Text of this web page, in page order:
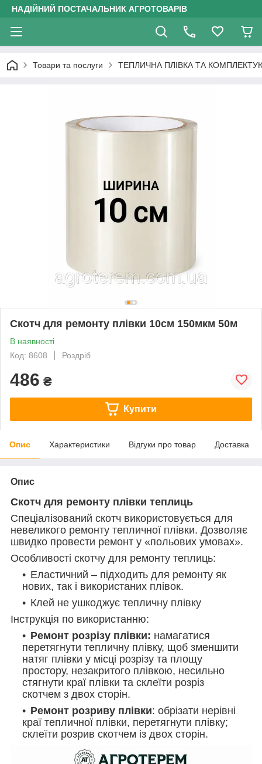
НАДІЙНИЙ ПОСТАЧАЛЬНИК АГРОТОВАРІВ
Товари та послуги ТЕПЛИЧНА ПЛІВКА ТА
Скотч для ремонту плівки 10см 150мкм 50м
В наявності
Код: 8608
Роздріб
486 ₴
Купити
Опис Характеристики Відгуки про товар Доставка
Опис
Скотч для ремонту плівки теплиць
Спеціалізований скотч використовується для
невеликого ремонту тепличної плівки. Дозволяє
швидко провести ремонт у «польових умовах».
Особливості скотчу для ремонту теплиць:
Еластичний – підходить для ремонту як
нових, так і використаних плівок.
Клей не ушкоджує тепличну плівку
Інструкція по використанню:
Ремонт розрізу плівки: намагатися
перетягнути тепличну плівку, щоб зменшити
натяг плівки у місці розрізу та площу
простору, незакритого плівкою, несильно
стягнути краї плівки та склеїти розріз
скотчем з двох сторін.
Ремонт розриву плівки: обрізати нерівні
краї тепличної плівки, перетягнути плівку;
склеїти розрив скотчем із двох сторін.